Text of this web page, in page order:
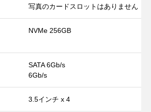
写真のカードスロットはありません
NVMe 256GB
SATA 6Gb/s
6Gb/s
3.5インチ x 4